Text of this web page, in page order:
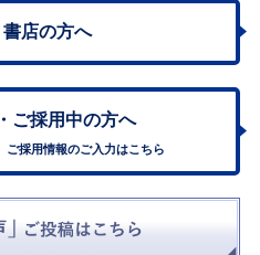
書店の方へ
ご採用中の方へ
ご採用情報のご入力はこちら